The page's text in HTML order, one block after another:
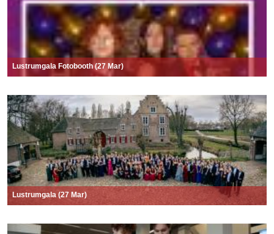
Lustrumgala Fotobooth (27 Mar)
Lustrumgala (27 Mar)